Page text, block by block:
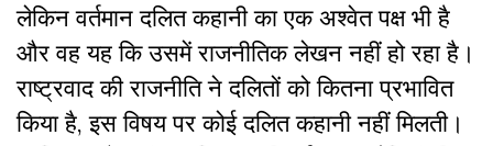
लेकिन वर्तमान दलित कहानी का एक अश्वेत पक्ष भी है
और वह यह कि उसमें राजनीतिक लेखन नहीं हो रहा है।
राष्ट्रवाद की राजनीति ने दलितों को कितना प्रभावित
किया है, इस विषय पर कोई दलित कहानी नहीं मिलती।